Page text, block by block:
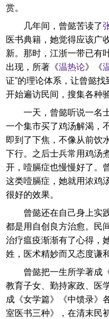
赏。
几年间，曾懿苦读了
医书典籍，她觉得应该广
新。那时，江浙一带已有
出现，所著《温热论》《
证”的理论体系，让曾懿
开始遍访民间，搜集各种验
一天，曾懿听说一名
一个集市买了鸡汤解渴，
即到了下焦，不像从前饮
下行。之后士兵常用鸡汤
开，噎膈症也慢慢好了。
这类噎膈症，她就用浓鸡
很好的效果。
曾懿还在自己身上实
都是用自创良方治愈。民
治疗瘟疫渐渐有了心得，
姓，医术精妙而又态度谦
曾懿把一生所学著成
教育子女、勤持家政、医
成《女学篇》《中馈录》
室医书三种》，在清末民